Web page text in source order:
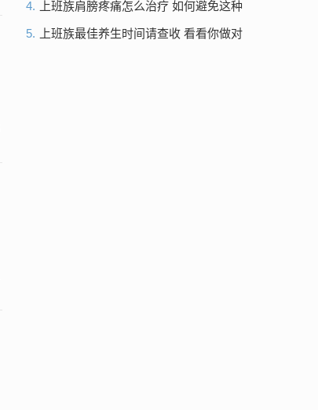
4.
上班族肩膀疼痛怎么治疗 如何避免这种
5.
上班族最佳养生时间请查收 看看你做对